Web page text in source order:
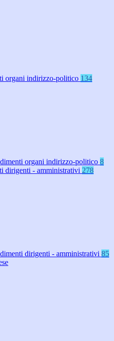
organi indirizzo-politico 134
organi indirizzo-politico 8
dirigenti - amministrativi 278
dirigenti - amministrativi 85